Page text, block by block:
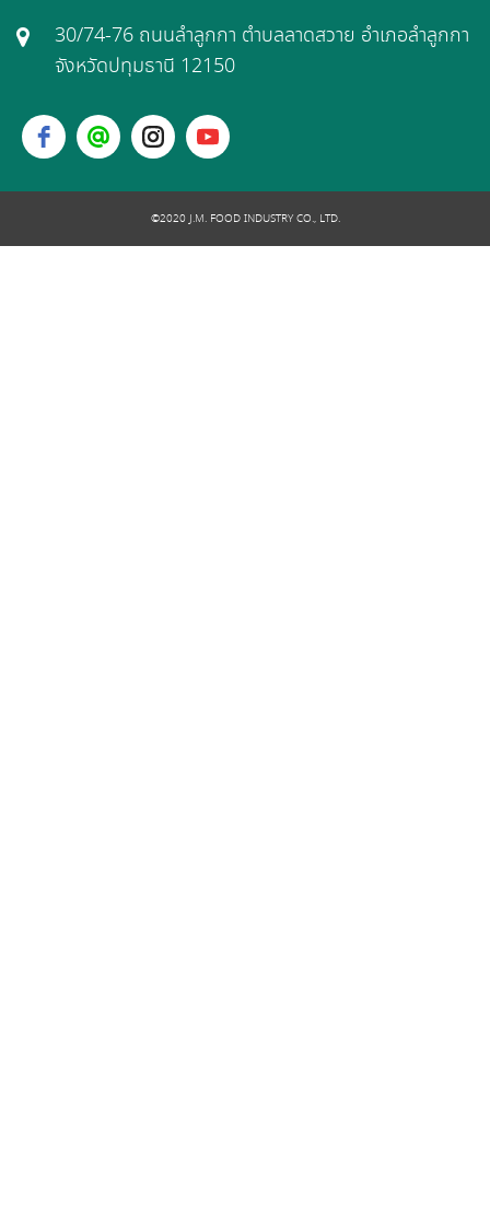
30/74-76 ถนนลำลูกกา ตำบลลาดสวาย อำเภอลำลูกกา
จังหวัดปทุมธานี 12150
©2020 J.M. FOOD INDUSTRY CO., LTD.